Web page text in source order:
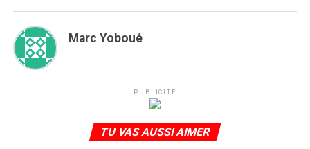
Marc Yoboué
PUBLICITÉ
TU VAS AUSSI AIMER